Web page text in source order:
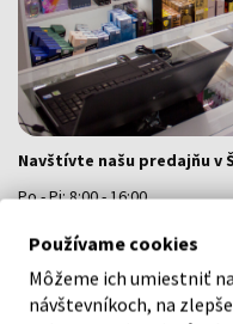
Navštívte našu predajňu v
Po - Pi: 8:00 - 16:00
Na Bratislavskej 64/76,
VŠETKO O NÁKUPE
Používame cookies
Môžeme ich umiestniť
návštevníkoch, na